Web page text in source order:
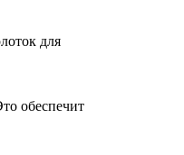
для
обеспечит